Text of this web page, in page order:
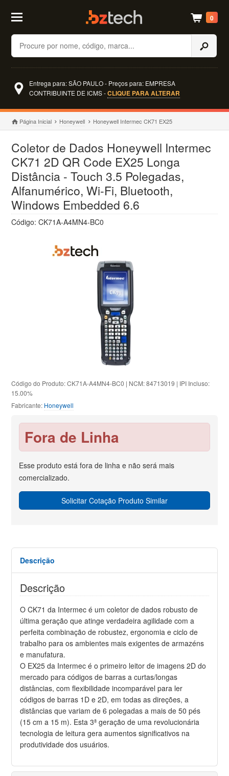
Buscar
0
Entrega para: SÃO PAULO - Preços para: EMPRESA
CONTRIBUINTE DE ICMS -CLIQUE PARA ALTERAR
Página Inicial Honeywell Honeywell Intermec CK71 EX25
Coletor de Dados Honeywell Intermec
CK71 2D QR Code EX25 Longa
Distância - Touch 3.5 Polegadas,
Alfanumérico, Wi-Fi, Bluetooth,
Windows Embedded 6.6
Código: CK71A-A4MN4-BC0
Código do Produto: CK71A-A4MN4-BC0 | NCM: 84713019 | IPI Incluso:
15.00%
Fabricante: Honeywell
Fora de Linha
Esse produto está fora de linha e não será mais
comercializado.
Solicitar Cotação Produto Similar
Descrição
Descrição
O CK71 da Intermec é um coletor de dados robusto de
última geração que atinge verdadeira agilidade com a
perfeita combinação de robustez, ergonomia e ciclo de
trabalho para os ambientes mais exigentes de armazéns
e manufatura.
O EX25 da Intermec é o primeiro leitor de imagens 2D do
mercado para códigos de barras a curtas/longas
distâncias, com flexibilidade incomparável para ler
códigos de barras 1D e 2D, em todas as direções, a
distâncias que variam de 6 polegadas a mais de 50 pés
(15 cm a 15 m). Esta 3ª geração de uma revolucionária
tecnologia de leitura gera aumentos significativos na
produtividade dos usuários.